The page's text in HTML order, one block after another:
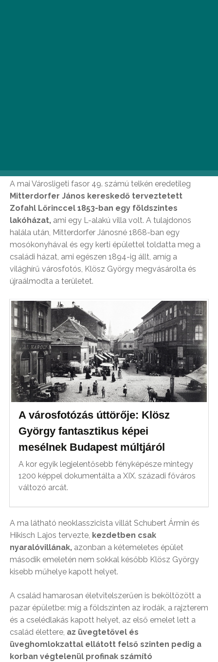
A mai Városligeti fasor 49. számú telkén eredetileg
Mitterdorfer János kereskedő terveztetett
Zofahl Lőrinccel 1853-ban egy földszintes
lakóházat, ami egy L-alakú villa volt. A tulajdonos
halála után, Mitterdorfer Jánosné 1868-ban egy
mosókonyhával és egy kerti épülettel toldatta meg a
családi házat, ami egészen 1894-ig állt, amíg a
világhírű városfotós, Klösz György megvásárolta és
újraálmodta a területet.
A városfotózás úttörője: Klösz
György fantasztikus képei
mesélnek Budapest múltjáról
A kor egyik legjelentősebb fényképésze mintegy
1200 képpel dokumentálta a XIX. századi főváros
változó arcát.
A ma látható neoklasszicista villát Schubert Ármin és
Hikisch Lajos tervezte, kezdetben csak
nyaralóvillának, azonban a kétemeletes épület
második emeletén nem sokkal később Klösz György
kisebb műhelye kapott helyet.
A család hamarosan életvitelszerűen is beköltözött a
pazar épületbe: míg a földszinten az irodák, a rajzterem
és a cselédlakás kapott helyet, az első emelet lett a
család élettere, az üvegtetővel és
üveghomlokzattal ellátott felső szinten pedig a
korban végtelenül profinak számító